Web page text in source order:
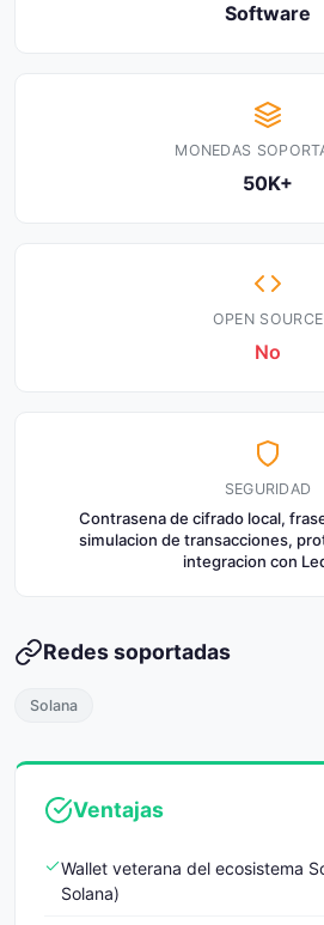
Software
MONEDAS
50K+
OPEN SOURCE
No
SEGURIDAD
Contrasena de cifrado local,
simulacion de transacciones,
integracion con
Redes soportadas
Solana
Ventajas
Wallet veterana del ecosistema
Solana)